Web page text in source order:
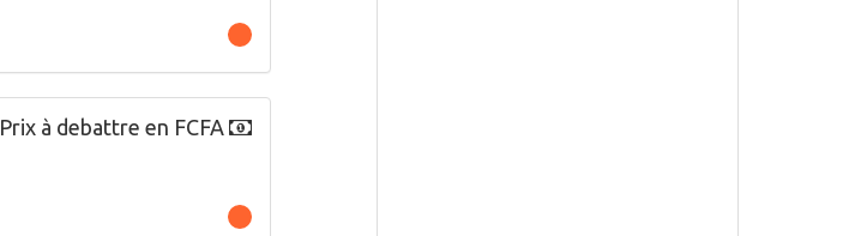
Prix à debattre en FCFA